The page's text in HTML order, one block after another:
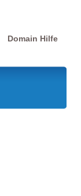
Domain Hilfe